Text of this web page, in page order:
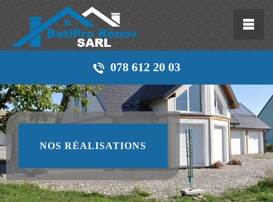
078 612 20 03
NOS RÉALISATIONS